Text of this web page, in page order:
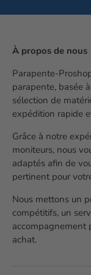
À propos de nous
Parapente-
parapente, basée
sélection de
expédition rapide
Grâce à notre
moniteurs, nous
adaptés afin de
pertinent pour
Nous mettons un
compétitifs, un
accompagnement
achat.